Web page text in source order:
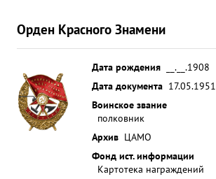
Орден Красного Знамени
Дата рождения
__.__.1908
Дата документа 17.05.1951
Воинское звание
полковник
Архив ЦАМО
Фонд ист. информации
Картотека награждений